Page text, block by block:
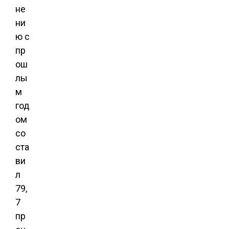
не
ни
ю с
пр
ош
лы
м
год
ом
со
ста
ви
л
79,
7
пр